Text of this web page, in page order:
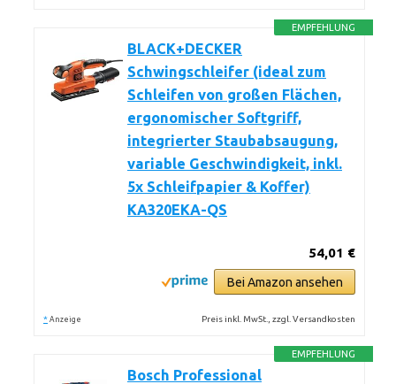
EMPFEHLUNG
BLACK+DECKER
Schwingschleifer (ideal zum
Schleifen von großen Flächen,
ergonomischer Softgriff,
integrierter Staubabsaugung,
variable Geschwindigkeit, inkl.
5x Schleifpapier & Koffer)
KA320EKA-QS
54,01 €
Bei Amazon ansehen
* Anzeige Preis inkl. MwSt., zzgl. Versandkosten
EMPFEHLUNG
Bosch Professional